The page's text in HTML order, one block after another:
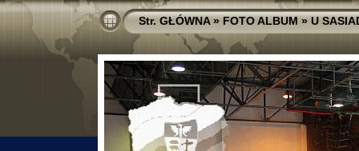
Str. GŁÓWNA»FOTO ALBUM»U